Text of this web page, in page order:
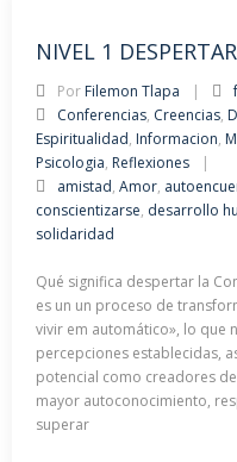
NIVEL 1 DESPERTAR
Por Filemon Tlapa
Conferencias, Creencias,
Espiritualidad, Informacion,
Psicologia, Reflexiones
amistad, Amor,
conscientizarse, desarrollo
solidaridad
Qué significa despertar la
es un un proceso de
vivir em automático», lo que
percepciones establecidas,
potencial como creadores
mayor autoconocimiento,
superar